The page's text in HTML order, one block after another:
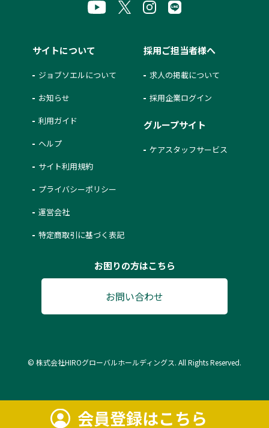
会員登録はこちら
サイトについて
ジョブソエルについて
お知らせ
利用ガイド
ヘルプ
サイト利用規約
プライバシーポリシー
運営会社
特定商取引に基づく表記
採用ご担当者様へ
求人の掲載について
採用企業ログイン
グループサイト
ケアスタッフサービス
お困りの方はこちら
お問い合わせ
© 株式会社HIROグローバルホールディングス. All Rights Reserved.